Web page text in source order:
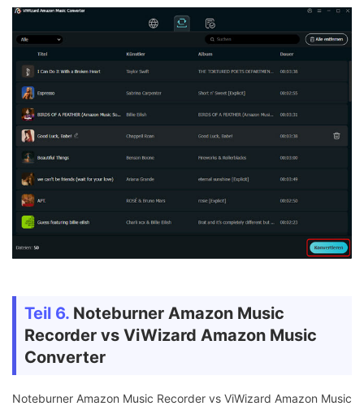
Teil 6. Noteburner Amazon Music
Recorder vs ViWizard Amazon Music
Converter
Noteburner Amazon Music Recorder vs ViWizard Amazon Music